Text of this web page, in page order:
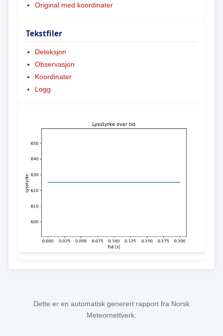
Original med koordinater
Tekstfiler
Deteksjon
Observasjon
Koordinater
Logg
Dette er en automatisk generert rapport fra Norsk
Meteornettverk.